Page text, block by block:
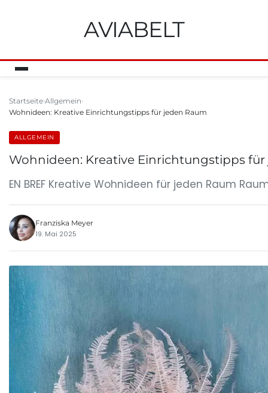
AVIABELT
Startseite Allgemein
Wohnideen: Kreative Einrichtungstipps für jeden Raum
ALLGEMEIN
Wohnideen: Kreative Einrichtungstipps für
EN BREF Kreative Wohnideen für jeden Raum
Franziska Meyer
19. Mai 2025